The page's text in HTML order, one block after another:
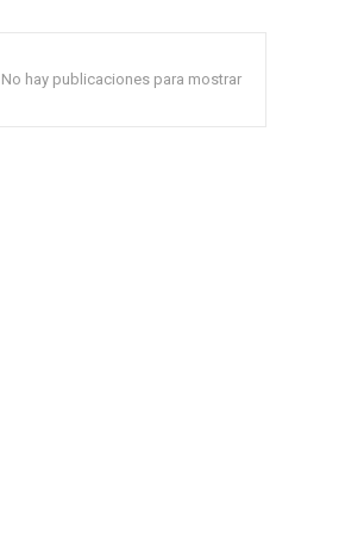
No hay publicaciones para mostrar